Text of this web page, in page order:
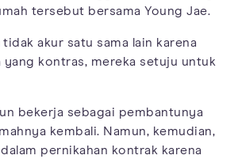
tersebut bersama Young Jae.
akur satu sama lain karena
yang kontras, mereka setuju untuk
bekerja sebagai pembantunya
kembali. Namun, kemudian,
pernikahan kontrak karena